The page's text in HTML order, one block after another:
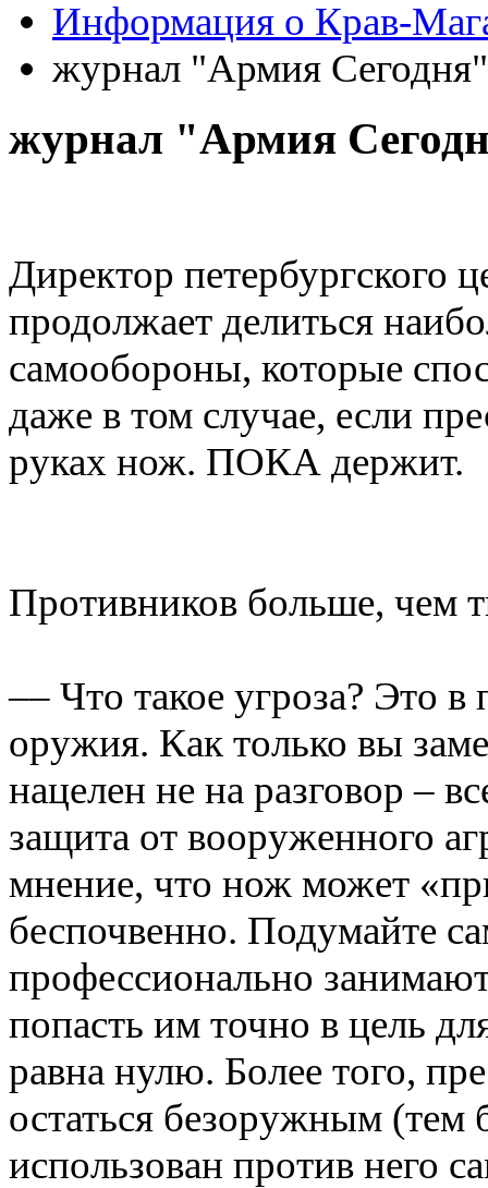
Информация о Крав-
журнал "Армия
журнал "Армия
Директор петербургского
продолжает делиться
самообороны, которые
даже в том случае, если
руках нож. ПОКА держит.
Противников больше, чем
–– Что такое угроза? Это
оружия. Как только вы
нацелен не на разговор –
защита от вооруженного
мнение, что нож может
беспочвенно. Подумайте
профессионально
попасть им точно в цель
равна нулю. Более того,
остаться безоружным
использован против него